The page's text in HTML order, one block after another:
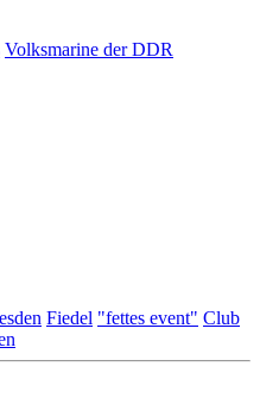
Volksmarine der DDR
Fiedel "fettes event" Club